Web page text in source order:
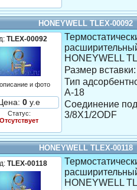
HONEYWELL TLEX-00092
TLEX-00092
описание и фото
0 у.е
Статус:
Отсутствует
HONEYWELL
Размер вставки:
Тип
A-18
Соединение
3/8X1/2ODF
HONEYWELL TLEX-00118
TLEX-00118
HONEYWELL